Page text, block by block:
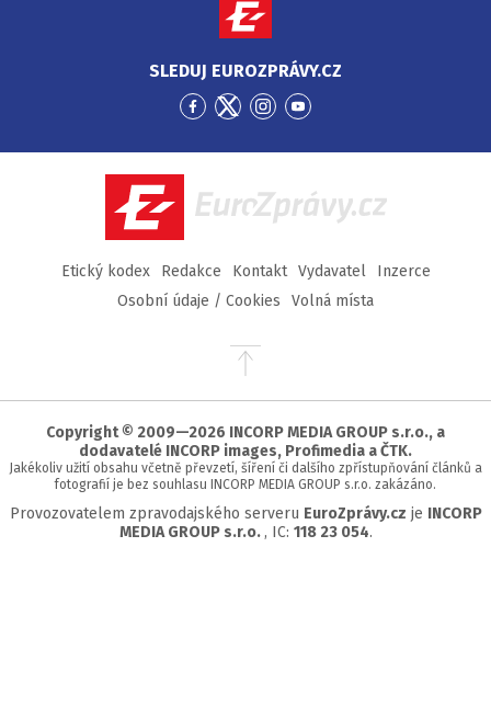
SLEDUJ EUROZPRÁVY.CZ
Přejít
Facebook
Přejít
Twitter
Přejít
Instagram
Přejít
YouTube
EuroZprávy.cz
Etický kodex Redakce Kontakt Vydavatel
Inzerce
Osobní údaje / Cookies
Volná místa
Přejít
stránky
Copyright © 2009—2026 INCORP MEDIA GROUP s.r.o., a
dodavatelé INCORP images, Profimedia a ČTK.
Jakékoliv užití obsahu včetně převzetí, šíření či dalšího zpřístupňování článků a
fotografií je bez souhlasu INCORP MEDIA GROUP s.r.o. zakázáno.
Provozovatelem zpravodajského serveru EuroZprávy.cz je INCORP
MEDIA GROUP s.r.o., IC: 118 23 054.